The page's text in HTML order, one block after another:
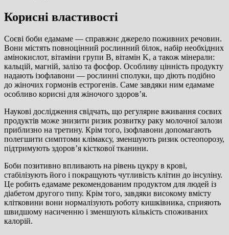
Корисні властивості
Соєві боби едамаме — справжнє джерело поживних речовин.
Вони містять повноцінний рослинний білок, набір необхідних
амінокислот, вітаміни групи B, вітамін K, а також мінерали:
кальцій, магній, залізо та фосфор. Особливу цінність продукту
надають ізофлавони — рослинні сполуки, що діють подібно
до жіночих гормонів естрогенів. Саме завдяки ним едамаме
особливо корисні для жіночого здоров’я.
Наукові дослідження свідчать, що регулярне вживання соєвих
продуктів може знизити ризик розвитку раку молочної залози
приблизно на третину. Крім того, ізофлавони допомагають
полегшити симптоми клімаксу, зменшують ризик остеопорозу,
підтримують здоров’я кісткової тканини.
Боби позитивно впливають на рівень цукру в крові,
стабілізують його і покращують чутливість клітин до інсуліну.
Це робить едамаме рекомендованим продуктом для людей із
діабетом другого типу. Крім того, завдяки високому вмісту
клітковини вони нормалізують роботу кишківника, сприяють
швидшому насиченню і зменшують кількість споживаних
калорій.